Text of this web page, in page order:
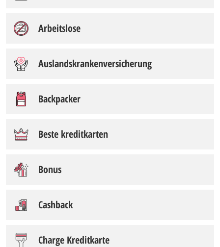
Arbeitslose
Auslandskrankenversicherung
Backpacker
Beste kreditkarten
Bonus
Cashback
Charge Kreditkarte